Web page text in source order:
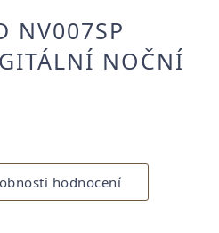
NV007SP
NOČNÍ
hodnocení